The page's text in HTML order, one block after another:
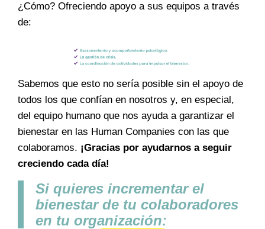
¿Cómo? Ofreciendo apoyo a sus equipos a través
de:
Sabemos que esto no sería posible sin el apoyo de
todos los que confían en nosotros y, en especial,
del equipo humano que nos ayuda a garantizar el
bienestar en las Human Companies con las que
colaboramos. ¡Gracias por ayudarnos a seguir
creciendo cada día!
Si quieres incrementar el
bienestar de tu colaboradores
en tu organización: